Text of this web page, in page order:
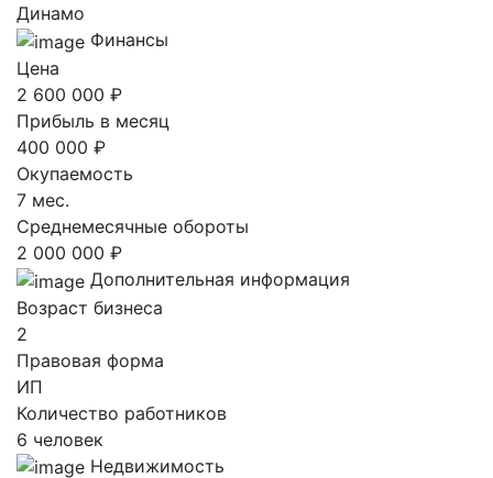
Динамо
Финансы
Цена
2 600 000 ₽
Прибыль в месяц
400 000 ₽
Окупаемость
7 мес.
Среднемесячные обороты
2 000 000 ₽
Дополнительная информация
Возраст бизнеса
2
Правовая форма
ИП
Количество работников
6 человек
Недвижимость